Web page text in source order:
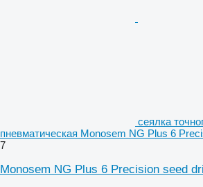
сеялка
пневматическая Monosem NG Plus 6
7
Monosem NG Plus 6 Precision seed